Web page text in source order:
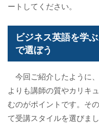
ートしてください。
ビジネス英語を学
で選ぼう
今回ご紹介したように
よりも講師の質やカリキ
むのがポイントです。そ
て受講スタイルを選びま